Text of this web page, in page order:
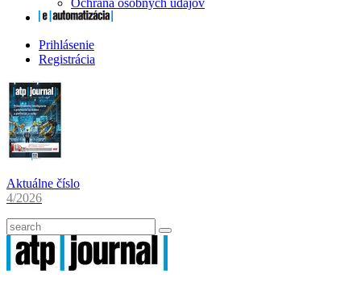
Ochrana osobných údajov
Prihlásenie
Registrácia
Aktuálne číslo
4/2026